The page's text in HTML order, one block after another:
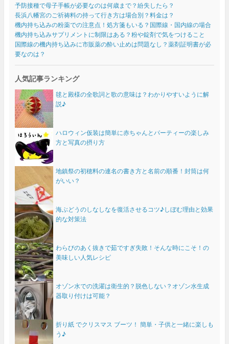
予防接種で母子手帳が必要なのは何歳まで？紛失したら？
長浜八幡宮のご祈祷料の持って行き方は場合別？料金は？
機内持ち込みの粉薬での注意点！処方箋もいる？国際線・国内線の場合
機内持ち込みサプリメントに制限はある？粉や錠剤で気をつけること
国際線の機内持ち込みに市販薬の酔い止めは問題なし？薬剤証明書が必
要なのは？
人気記事ランキング
毬と殿様の全歌詞と歌の意味は？わかりやすいように解
説♪
ハロウィン仮装は簡単に赤ちゃんとパーティーの楽しみ
方と写真の摂り方
地鎮祭の初穂料の連名の書き方と名前の順番！封筒は何
がいい？
海ぶどうのしなしなを復活させるコツ♪しぼむ理由と効果
的な対策法
わらびのあく抜きで茹ですぎ失敗！そんな時にこそ！の
美味しい人気レシピ
オゾン水での洗濯は衛生的？脱色しない？オゾン水生成
器取り付けは可能？
折り紙 でクリスマス ブーツ！ 簡単・子供と一緒に楽しも
う♪